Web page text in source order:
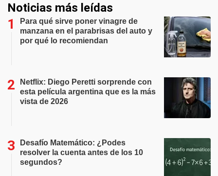
Noticias más leídas
Para qué sirve poner vinagre de
manzana en el parabrisas del auto y
por qué lo recomiendan
Netflix: Diego Peretti sorprende con
esta película argentina que es la más
vista de 2026
Desafío Matemático: ¿Podes
resolver la cuenta antes de los 10
segundos?